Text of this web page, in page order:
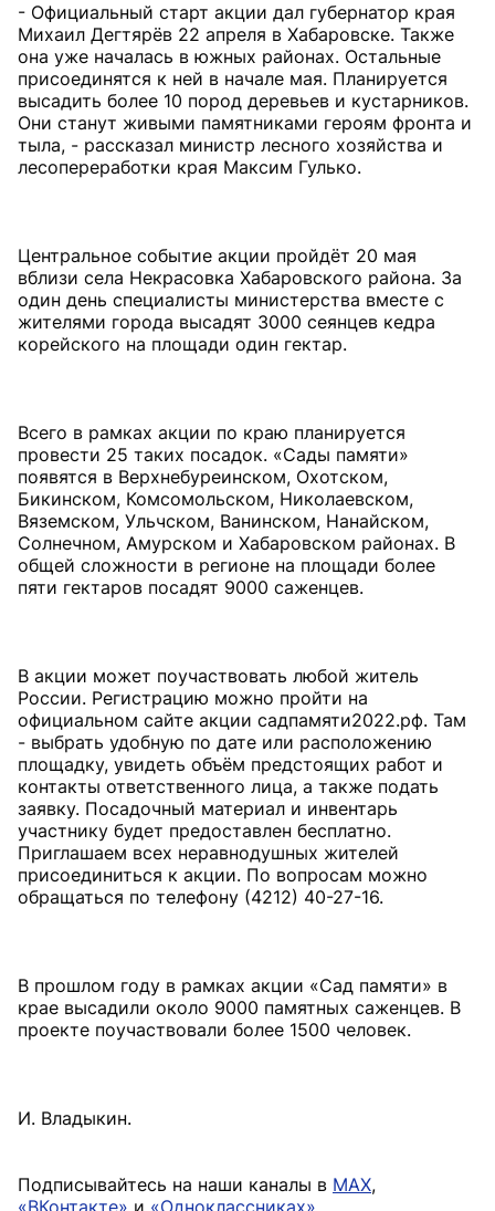
- Официальный старт акции дал губернатор края
Михаил Дегтярёв 22 апреля в Хабаровске. Также
она уже началась в южных районах. Остальные
присоединятся к ней в начале мая. Планируется
высадить более 10 пород деревьев и кустарников.
Они станут живыми памятниками героям фронта и
тыла, - рассказал министр лесного хозяйства и
лесопереработки края Максим Гулько.
Центральное событие акции пройдёт 20 мая
вблизи села Некрасовка Хабаровского района. За
один день специалисты министерства вместе с
жителями города высадят 3000 сеянцев кедра
корейского на площади один гектар.
Всего в рамках акции по краю планируется
провести 25 таких посадок. «Сады памяти»
появятся в Верхнебуреинском, Охотском,
Бикинском, Комсомольском, Николаевском,
Вяземском, Ульчском, Ванинском, Нанайском,
Солнечном, Амурском и Хабаровском районах. В
общей сложности в регионе на площади более
пяти гектаров посадят 9000 саженцев.
В акции может поучаствовать любой житель
России. Регистрацию можно пройти на
официальном сайте акции садпамяти2022.рф. Там
- выбрать удобную по дате или расположению
площадку, увидеть объём предстоящих работ и
контакты ответственного лица, а также подать
заявку. Посадочный материал и инвентарь
участнику будет предоставлен бесплатно.
Приглашаем всех неравнодушных жителей
присоединиться к акции. По вопросам можно
обращаться по телефону (4212) 40-27-16.
В прошлом году в рамках акции «Сад памяти» в
крае высадили около 9000 памятных саженцев. В
проекте поучаствовали более 1500 человек.
И. Владыкин.
Подписывайтесь на наши каналы в MAX,
«ВКонтакте» и «Одноклассниках»